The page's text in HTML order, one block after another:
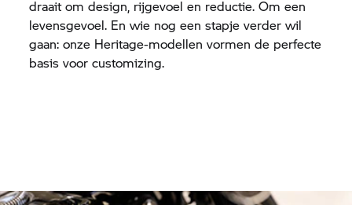
draait om design, rijgevoel en reductie. Om een
levensgevoel. En wie nog een stapje verder wil
gaan: onze Heritage-modellen vormen de perfecte
basis voor customizing.